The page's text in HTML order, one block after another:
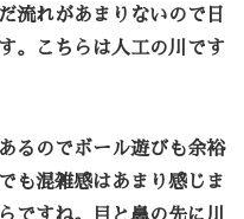
流れがあまりないので日
。こちらは人工の川です
るのでボール遊びも余裕
も混雑感はあまり感じま